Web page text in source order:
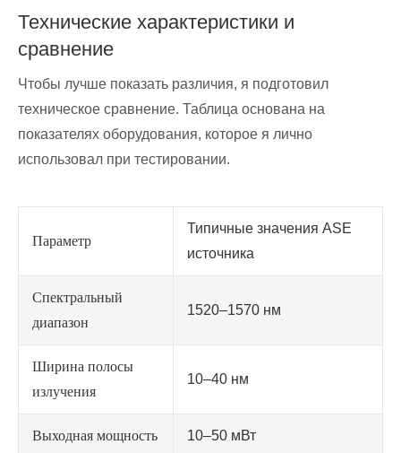
Технические характеристики и
сравнение
Чтобы лучше показать различия, я подготовил
техническое сравнение. Таблица основана на
показателях оборудования, которое я лично
использовал при тестировании.
Параметр
Типичные значения ASE
источника
Спектральный
диапазон
1520–1570 нм
Ширина полосы
излучения
10–40 нм
Выходная мощность 10–50 мВт